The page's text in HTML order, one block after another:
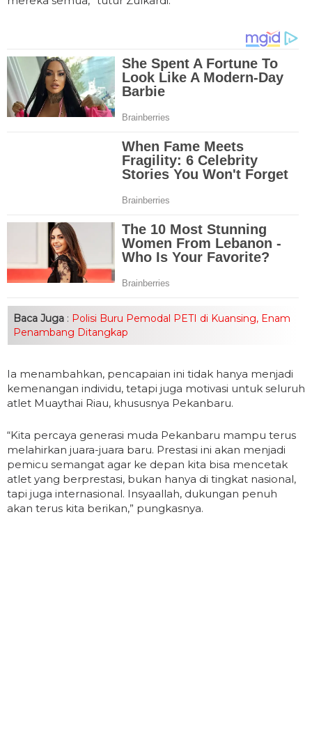
Baca Juga : Polisi Buru Pemodal PETI di Kuansing, Enam
Penambang Ditangkap
Ia menambahkan, pencapaian ini tidak hanya menjadi
kemenangan individu, tetapi juga motivasi untuk seluruh
atlet Muaythai Riau, khususnya Pekanbaru.
“Kita percaya generasi muda Pekanbaru mampu terus
melahirkan juara-juara baru. Prestasi ini akan menjadi
pemicu semangat agar ke depan kita bisa mencetak
atlet yang berprestasi, bukan hanya di tingkat nasional,
tapi juga internasional. Insyaallah, dukungan penuh
akan terus kita berikan,” pungkasnya.